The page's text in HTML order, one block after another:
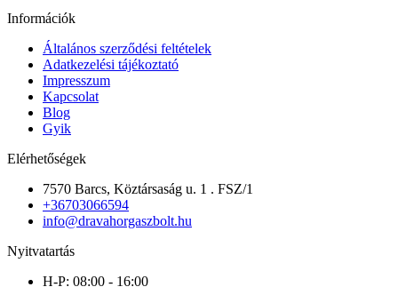
Információk
Általános szerződési feltételek
Adatkezelési tájékoztató
Impresszum
Kapcsolat
Blog
Gyik
Elérhetőségek
7570 Barcs, Köztársaság u. 1 . FSZ/1
+36703066594
info@dravahorgaszbolt.hu
Nyitvatartás
H-P: 08:00 - 16:00